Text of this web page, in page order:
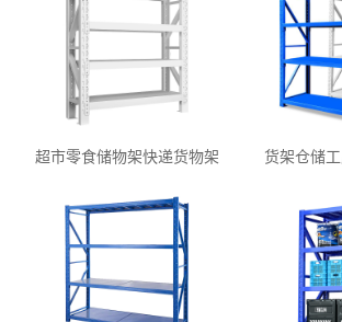
超市零食储物架快递货物架 货架仓储